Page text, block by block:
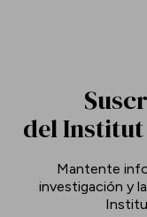
del Institut
Mantente
investigación y